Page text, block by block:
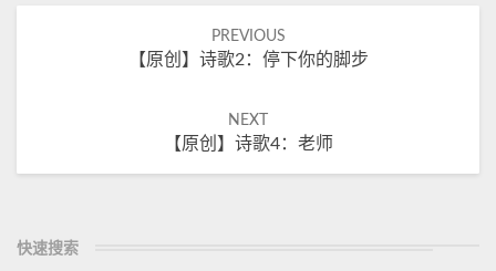
PREVIOUS
【原创】诗歌2：停下你的脚步
NEXT
【原创】诗歌4：老师
快速搜索